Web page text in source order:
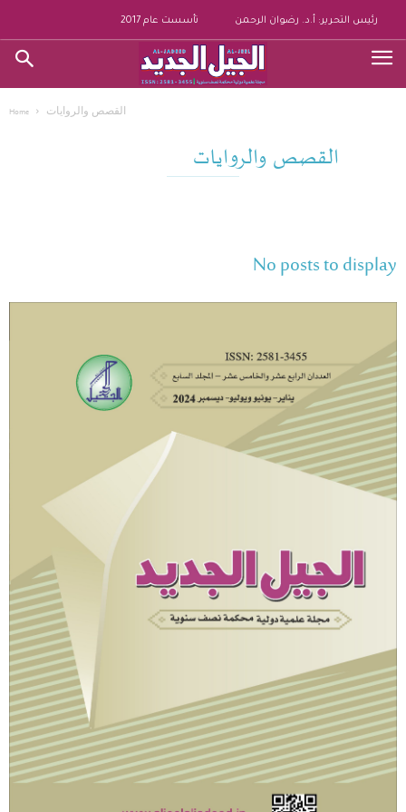
تأسست عام 2017 رئيس التحرير: أ.د. رضوان الرحمن
Home القصص والروايات
القصص والروايات
No posts to display